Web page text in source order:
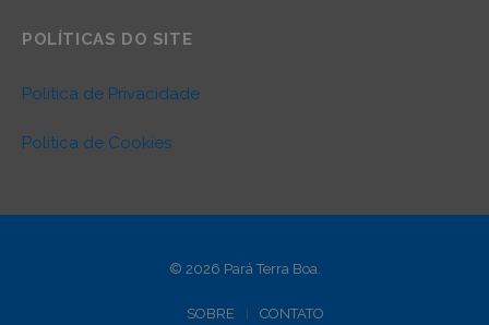
POLÍTICAS DO SITE
Política de Privacidade
Política de Cookies
© 2026 Pará Terra Boa.
SOBRE CONTATO